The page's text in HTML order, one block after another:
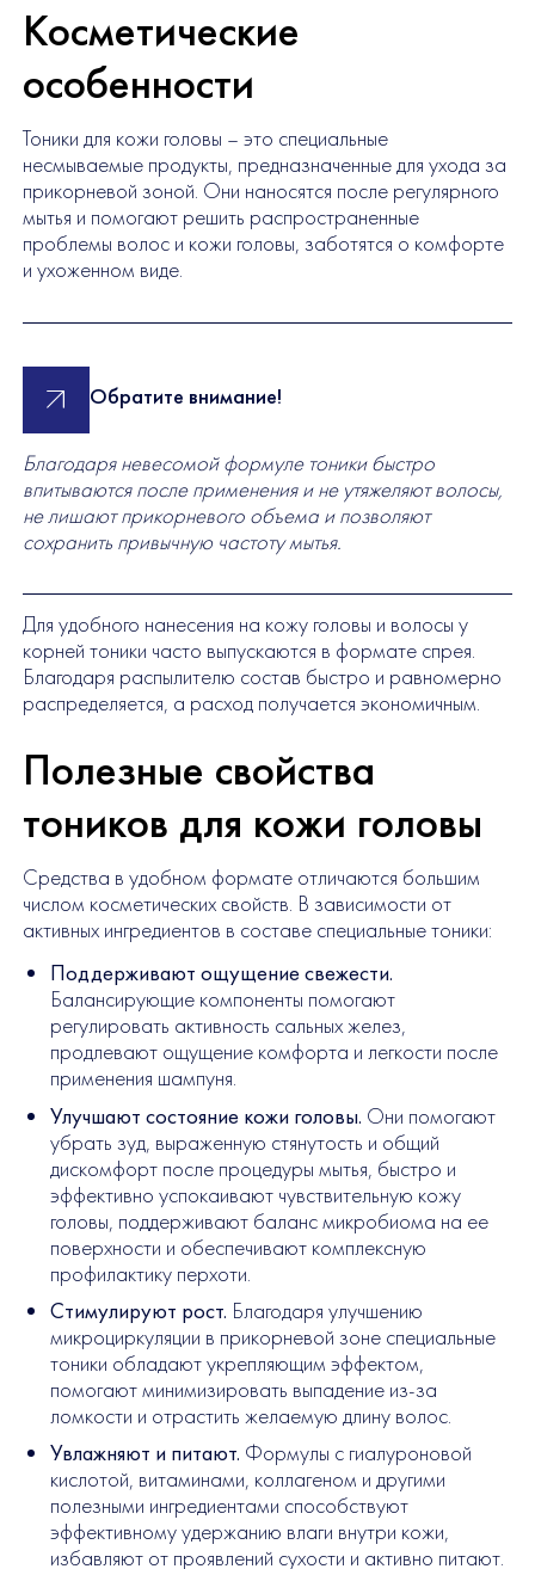
Косметические
особенности
Тоники для кожи головы – это специальные
несмываемые продукты, предназначенные для ухода за
прикорневой зоной. Они наносятся после регулярного
мытья и помогают решить распространенные
проблемы волос и кожи головы, заботятся о комфорте
и ухоженном виде.
Обратите внимание!
Благодаря невесомой формуле тоники быстро
впитываются после применения и не утяжеляют волосы,
не лишают прикорневого объема и позволяют
сохранить привычную частоту мытья.
Для удобного нанесения на кожу головы и волосы у
корней тоники часто выпускаются в формате спрея.
Благодаря распылителю состав быстро и равномерно
распределяется, а расход получается экономичным.
Полезные свойства
тоников для кожи головы
Средства в удобном формате отличаются большим
числом косметических свойств. В зависимости от
активных ингредиентов в составе специальные тоники:
Поддерживают ощущение свежести.
Балансирующие компоненты помогают
регулировать активность сальных желез,
продлевают ощущение комфорта и легкости после
применения шампуня.
Улучшают состояние кожи головы. Они помогают
убрать зуд, выраженную стянутость и общий
дискомфорт после процедуры мытья, быстро и
эффективно успокаивают чувствительную кожу
головы, поддерживают баланс микробиома на ее
поверхности и обеспечивают комплексную
профилактику перхоти.
Стимулируют рост. Благодаря улучшению
микроциркуляции в прикорневой зоне специальные
тоники обладают укрепляющим эффектом,
помогают минимизировать выпадение из-за
ломкости и отрастить желаемую длину волос.
Увлажняют и питают. Формулы с гиалуроновой
кислотой, витаминами, коллагеном и другими
полезными ингредиентами способствуют
эффективному удержанию влаги внутри кожи,
избавляют от проявлений сухости и активно питают.